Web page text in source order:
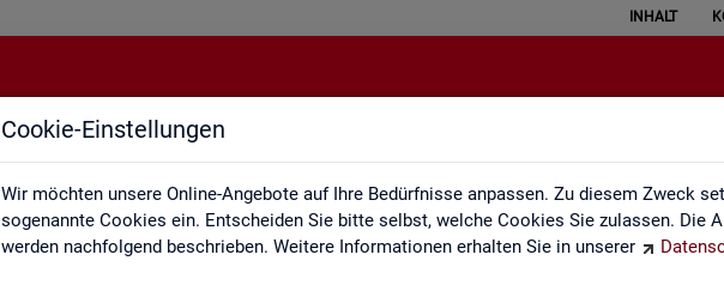
Cookie-Einstellungen
Wir möchten unsere Online-Angebote auf Ihre Bedürfnisse anpassen. Zu diesem Zweck
sogenannte Cookies ein. Entscheiden Sie bitte selbst, welche Cookies Sie zulassen. Die
werden nachfolgend beschrieben. Weitere Informationen erhalten Sie in unserer
INHALT
Fachstatistiken